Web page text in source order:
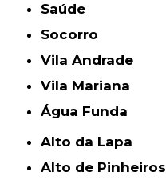
Saúde
Socorro
Vila Andrade
Vila Mariana
Água Funda
Alto da Lapa
Alto de Pinheiros